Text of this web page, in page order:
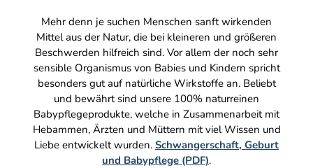
Mehr denn je suchen Menschen sanft wirkenden
Mittel aus der Natur, die bei kleineren und größeren
Beschwerden hilfreich sind. Vor allem der noch sehr
sensible Organismus von Babies und Kindern spricht
besonders gut auf natürliche Wirkstoffe an. Beliebt
und bewährt sind unsere 100% naturreinen
Babypflegeprodukte, welche in Zusammenarbeit mit
Hebammen, Ärzten und Müttern mit viel Wissen und
Liebe entwickelt wurden. Schwangerschaft, Geburt
und Babypflege (PDF).